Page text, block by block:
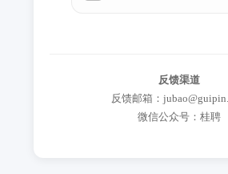
反馈渠道
反馈邮箱：
微信公众号：桂聘